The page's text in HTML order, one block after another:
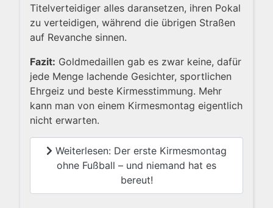
Titelverteidiger alles daransetzen, ihren Pokal
zu verteidigen, während die übrigen Straßen
auf Revanche sinnen.
Fazit: Goldmedaillen gab es zwar keine, dafür
jede Menge lachende Gesichter, sportlichen
Ehrgeiz und beste Kirmesstimmung. Mehr
kann man von einem Kirmesmontag eigentlich
nicht erwarten.
Weiterlesen: Der erste Kirmesmontag
ohne Fußball – und niemand hat es
bereut!